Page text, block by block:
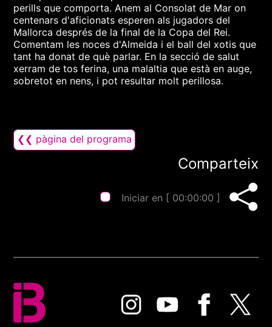
perills que comporta. Anem al Consolat de Mar on
centenars d'aficionats esperen als jugadors del
Mallorca després de la final de la Copa del Rei.
Comentam les noces d'Almeida i el ball del xotis que
tant ha donat de què parlar. En la secció de salut
xerram de tos ferina, una malaltia que està en auge,
sobretot en nens, i pot resultar molt perillosa.
❮❮ pàgina del programa
Comparteix
Iniciar en [ 00:00:00 ]